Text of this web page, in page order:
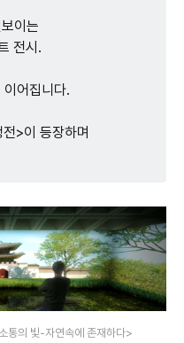
이는
전시.
어집니다.
>이 등장하며
통의 빛-자연속에 존재하다>